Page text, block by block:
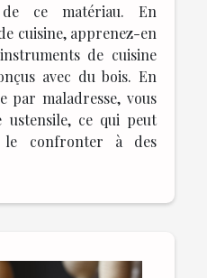
ce matériau. En
cuisine, apprenez-en
de cuisine
avec du bois. En
par maladresse, vous
ustensile, ce qui peut
le confronter à des